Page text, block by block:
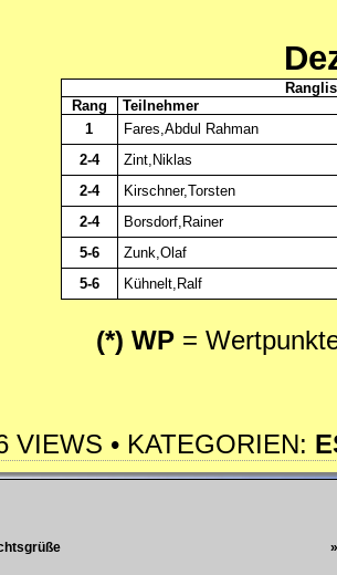
Rang
Teilnehmer
1
Fares,Abdul Rahman
2-4
Zint,Niklas
2-4
Kirschner,Torsten
2-4
Borsdorf,Rainer
5-6
Zunk,Olaf
5-6
Kühnelt,Ralf
(*) WP =
VIEWS • KATEGORIEN: